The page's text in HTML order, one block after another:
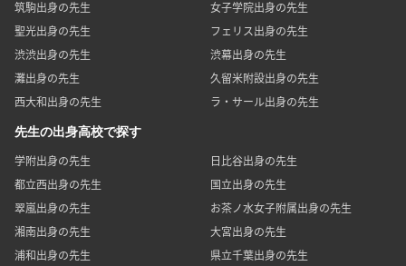
筑駒出身の先生
女子学院出身の先生
聖光出身の先生
フェリス出身の先生
渋渋出身の先生
渋幕出身の先生
灘出身の先生
久留米附設出身の先生
西大和出身の先生
ラ・サール出身の先生
先生の出身高校で探す
学附出身の先生
日比谷出身の先生
都立西出身の先生
国立出身の先生
翠嵐出身の先生
お茶ノ水女子附属出身の先生
湘南出身の先生
大宮出身の先生
浦和出身の先生
県立千葉出身の先生